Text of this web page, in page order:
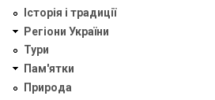
Історія і традиції
Регіони України
Тури
Пам'ятки
Природа